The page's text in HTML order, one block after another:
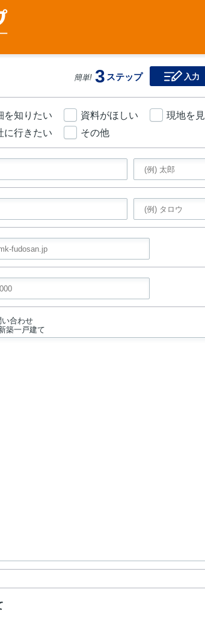
簡単! 3 ステップ 入力
を知りたい 資料がほしい 現地を
に行きたい
その他
合わせ
築一戸建て